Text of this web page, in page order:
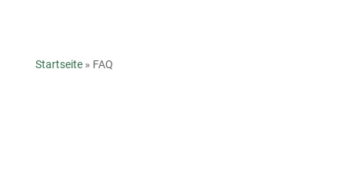
Startseite» FAQ